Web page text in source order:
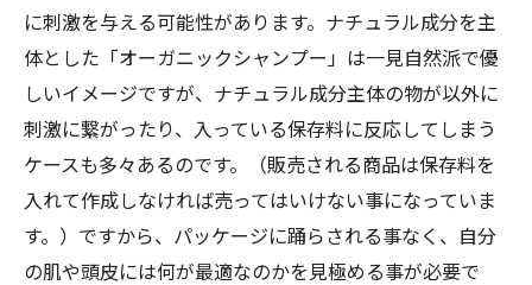
に刺激を与える可能性があります。ナチュラル成分を主
体とした「オーガニックシャンプー」は一見自然派で優
しいイメージですが、ナチュラル成分主体の物が以外に
刺激に繋がったり、入っている保存料に反応してしまう
ケースも多々あるのです。（販売される商品は保存料を
入れて作成しなければ売ってはいけない事になっていま
す。）ですから、パッケージに踊らされる事なく、自分
の肌や頭皮には何が最適なのかを見極める事が必要で